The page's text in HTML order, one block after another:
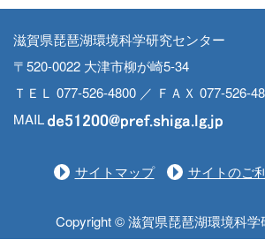
滋賀県琵琶湖環境科学研究センター
〒520-0022 大津市柳が崎5-34
ＴＥＬ 077-526-4800 ／ ＦＡＸ 077-526-
MAIL
サイトマップ サイトのご
Copyright © 滋賀県琵琶湖環境科学